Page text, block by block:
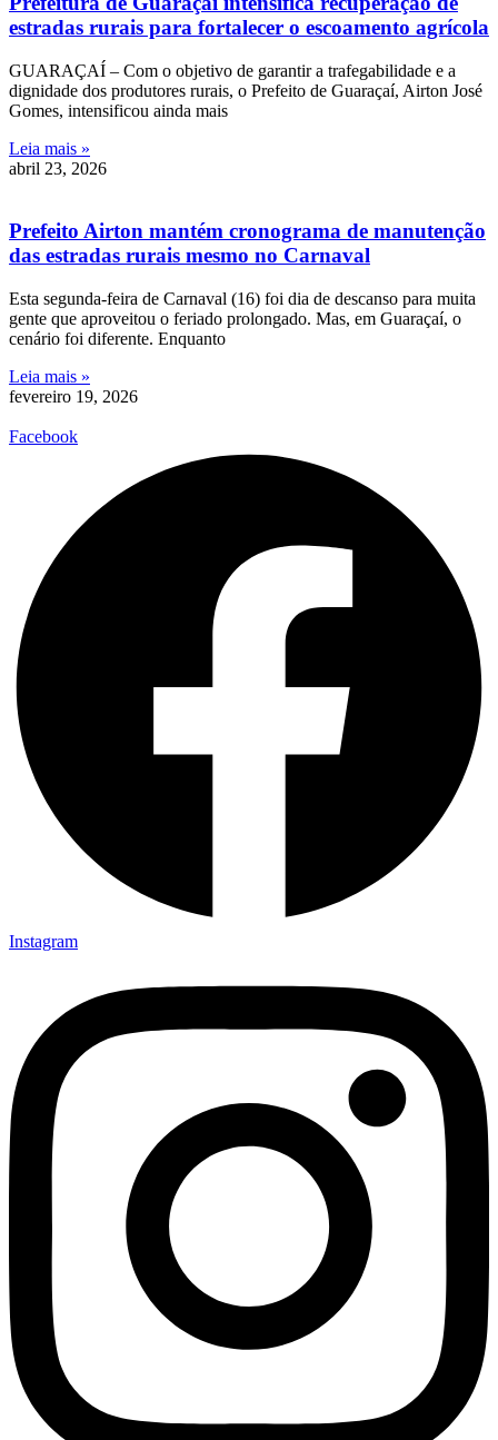
estradas rurais para fortalecer o escoamento agrícola
GUARAÇAÍ – Com o objetivo de garantir a trafegabilidade e a
dignidade dos produtores rurais, o Prefeito de Guaraçaí, Airton José
Gomes, intensificou ainda mais
Leia mais »
abril 23, 2026
Prefeito Airton mantém cronograma de manutenção
das estradas rurais mesmo no Carnaval
Esta segunda-feira de Carnaval (16) foi dia de descanso para muita
gente que aproveitou o feriado prolongado. Mas, em Guaraçaí, o
cenário foi diferente. Enquanto
Leia mais »
fevereiro 19, 2026
Facebook
Instagram